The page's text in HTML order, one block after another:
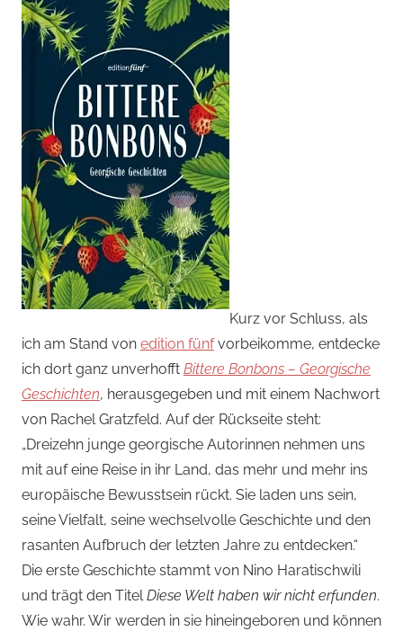
Kurz vor Schluss, als
ich am Stand von edition fünfvorbeikomme, entdecke
ich dort ganz unverhofft Bittere Bonbons – Georgische
Geschichten, herausgegeben und mit einem Nachwort
von Rachel Gratzfeld. Auf der Rückseite steht:
„Dreizehn junge georgische Autorinnen nehmen uns
mit auf eine Reise in ihr Land, das mehr und mehr ins
europäische Bewusstsein rückt. Sie laden uns sein,
seine Vielfalt, seine wechselvolle Geschichte und den
rasanten Aufbruch der letzten Jahre zu entdecken.“
Die erste Geschichte stammt von Nino Haratischwili
und trägt den TitelDiese Welt haben wir nicht erfunden.
Wie wahr. Wir werden in sie hineingeboren und können